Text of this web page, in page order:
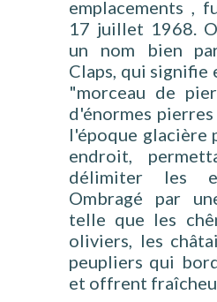
emplacements ,
17 juillet 1968.
un nom bien
Claps, qui signifie
"morceau de
d'énormes
l'époque glacière
endroit,
délimiter les
Ombragé par
telle que les
oliviers, les
peupliers qui
et offrent